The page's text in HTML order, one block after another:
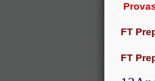
FT
FT